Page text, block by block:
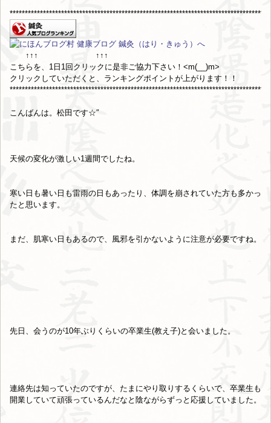
↑↑↑ ↑↑↑
こちらを、1日1回クリックに是非ご協力下さい！<m(__)m>
クリックしていただくと、ランキングポイントが上がります！！
こんばんは。松田です☆″
天候の変化が激しい1週間でしたね。
寒い日も暑い日も雷雨の日もあったり、体調を崩されていた方も多かっ
たと思います。
まだ、肌寒い日もあるので、風邪を引かないように注意が必要ですね。
先日、会うのが10年ぶりくらいの卒業生(教え子)と会いました。
連絡先は知っていたのですが、たまにやり取りするくらいで、卒業生も
開業していて頑張っているんだなと陰ながらずっと応援していました。